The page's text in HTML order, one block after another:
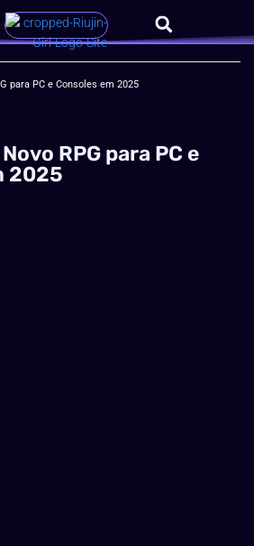
para PC e Consoles em 2025
RPG para PC e
2025